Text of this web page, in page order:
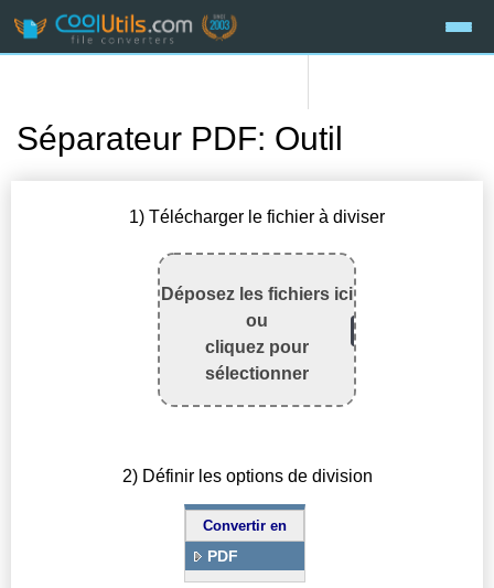
Séparateur PDF: Outil
1) Télécharger le fichier à diviser
Déposez les fichiers ici
ou
cliquez pour
sélectionner
2) Définir les options de division
Convertir en
PDF